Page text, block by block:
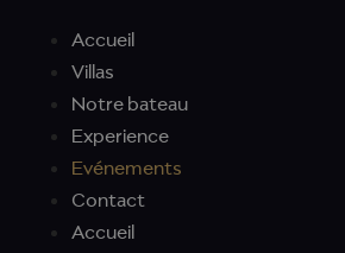
Accueil
Villas
Notre bateau
Experience
Evénements
Contact
Accueil